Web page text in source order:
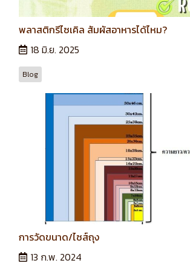
พลาสติกรีไซเคิล สัมผัสอาหารได้ไหม?
18 มิ.ย. 2025
Blog
การวัดขนาด/ไซส์ถุง
13 ก.พ. 2024